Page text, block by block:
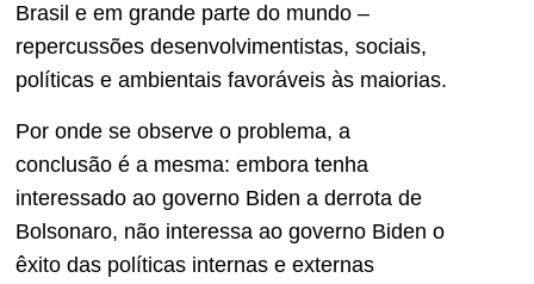
Brasil e em grande parte do mundo –
repercussões desenvolvimentistas, sociais,
políticas e ambientais favoráveis às maiorias.
Por onde se observe o problema, a
conclusão é a mesma: embora tenha
interessado ao governo Biden a derrota de
Bolsonaro, não interessa ao governo Biden o
êxito das políticas internas e externas